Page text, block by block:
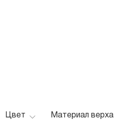
Цвет Материал верха